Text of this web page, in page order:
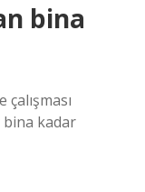
bina
bina kadar